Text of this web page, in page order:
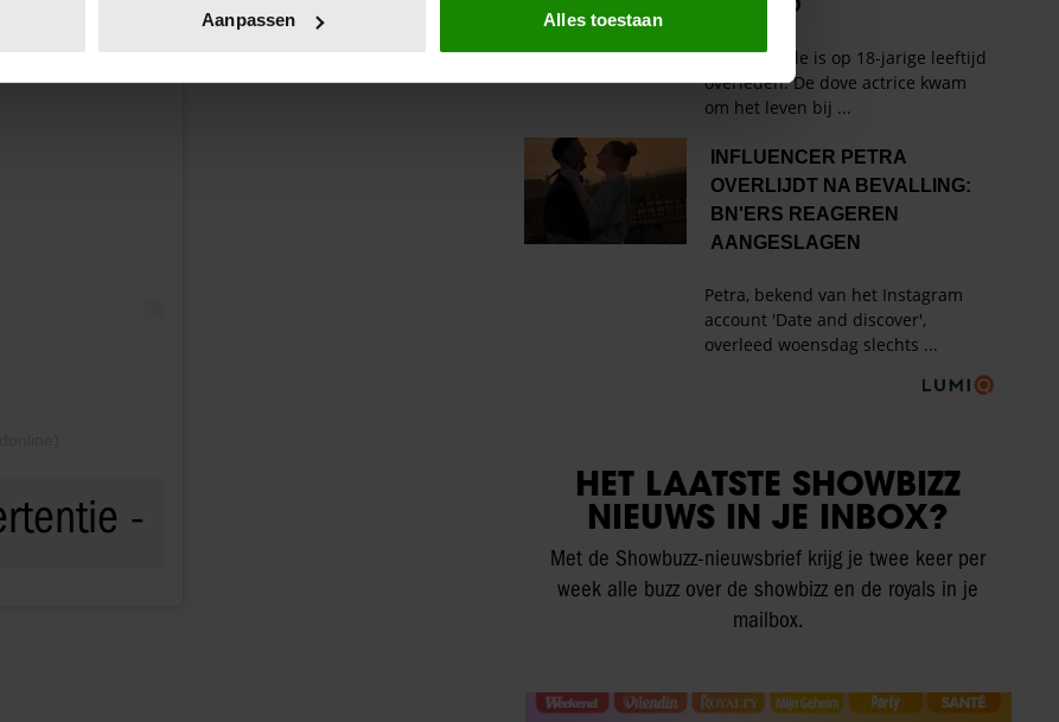
of intrekken in de Cookieverklaring.
en advertenties te personaliseren, om functies voor social media te bieden en om ons
Ook delen we informatie over uw gebruik van onze site met onze partners voor social
Deze partners kunnen deze gegevens combineren met andere informatie die u aan ze heeft
op basis van uw gebruik van hun services. U gaat akkoord met onze cookies als u
Aanpassen Alles toestaan
HET LAATSTE SHOWBIZZ
NIEUWS IN JE INBOX?
Met de Showbuzz-nieuwsbrief krijg je twee keer per
week alle buzz over de showbizz en de royals in je
mailbox.